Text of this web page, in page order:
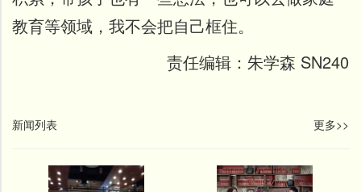
教育等领域，我不会把自己框住。
责任编辑：朱学森 SN240
更多>>
新闻列表